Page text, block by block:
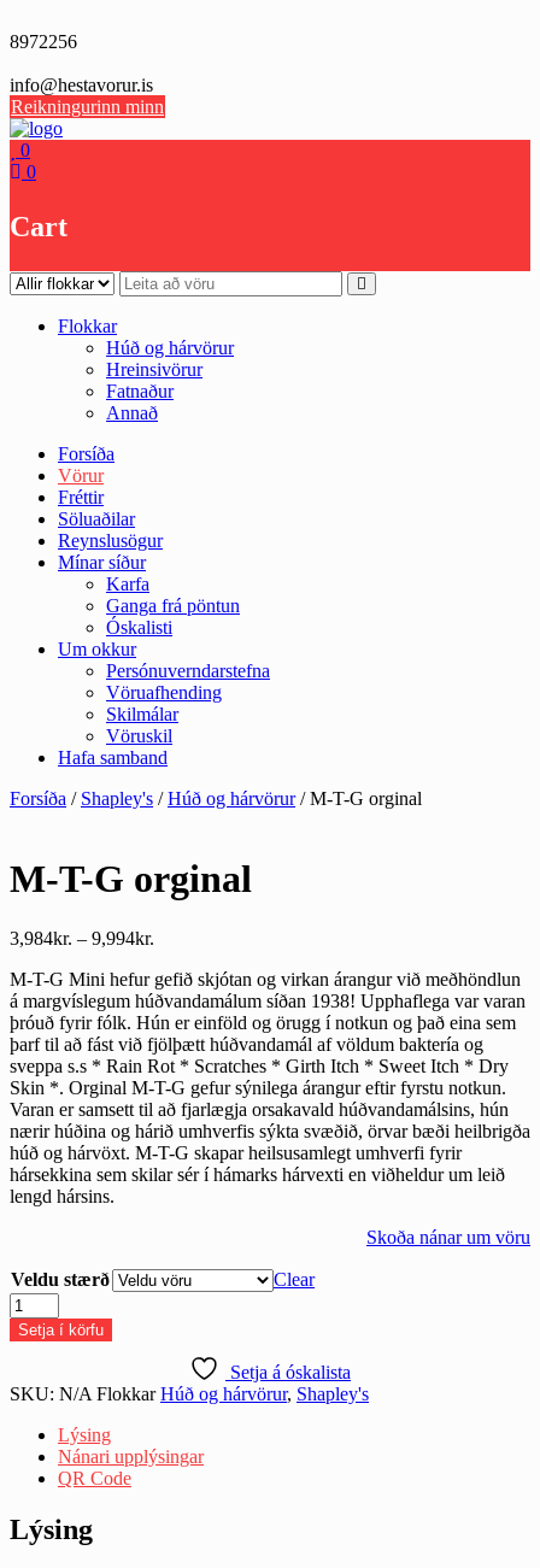
to
8972256
info@hestavorur.is
Reikningurinn minn
0
0
Cart
Flokkar
Húð og hárvörur
Hreinsivörur
Fatnaður
Annað
Forsíða
Vörur
Fréttir
Söluaðilar
Reynslusögur
Mínar síður
Karfa
Ganga frá pöntun
Óskalisti
Um okkur
Persónuverndarstefna
Vöruafhending
Skilmálar
Vöruskil
Hafa samband
Forsíða / Shapley's /Húð og hárvörur/ M-T-G orginal
M-T-G orginal
3,984kr. – 9,994kr.
3,984kr.
through
9,994kr.
M-T-G Mini hefur gefið skjótan og virkan árangur við meðhöndlun
á margvíslegum húðvandamálum síðan 1938! Upphaflega var varan
þróuð fyrir fólk. Hún er einföld og örugg í notkun og það eina sem
þarf til að fást við fjölþætt húðvandamál af völdum baktería og
sveppa s.s * Rain Rot * Scratches * Girth Itch * Sweet Itch * Dry
Skin *. Orginal M-T-G gefur sýnilega árangur eftir fyrstu notkun.
Varan er samsett til að fjarlægja orsakavald húðvandamálsins, hún
nærir húðina og hárið umhverfis sýkta svæðið, örvar bæði heilbrigða
húð og hárvöxt. M-T-G skapar heilsusamlegt umhverfi fyrir
hársekkina sem skilar sér í hámarks hárvexti en viðheldur um leið
lengd hársins.
Skoða nánar um vöru
Veldu stærð
Clear
M-
T-
G
quantity
Setja í körfu
Setja á óskalista
SKU: N/A FlokkarHúð og hárvörur, Shapley's
Lýsing
Nánari upplýsingar
QR Code
Lýsing